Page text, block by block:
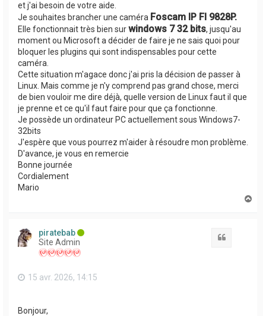
et j'ai besoin de votre aide.
Je souhaites brancher une caméra Foscam IP FI 9828P.
Elle fonctionnait très bien surwindows 7 32 bits, jusqu'au
moment ou Microsoft a décider de faire je ne sais quoi pour
bloquer les plugins qui sont indispensables pour cette
caméra.
Cette situation m'agace donc j'ai pris la décision de passer à
Linux. Mais comme je n'y comprend pas grand chose, merci
de bien vouloir me dire déjà, quelle version de Linux faut il que
je prenne et ce qu'il faut faire pour que ça fonctionne.
Je possède un ordinateur PC actuellement sous Windows7-
32bits
J'espère que vous pourrez m'aider à résoudre mon problème.
D'avance, je vous en remercie
Bonne journée
Cordialement
Mario
piratebab
Site Admin
15 avr. 2026, 14:15
Bonjour,